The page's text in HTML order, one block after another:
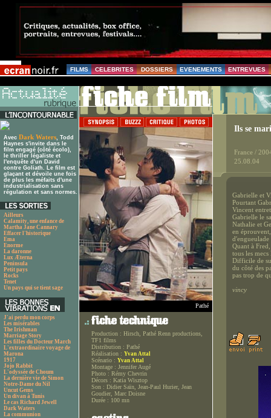
FILMS CELEBRITES DOSSIERS EVENEMENTS ENTREVUES
Avec Dark Waters, Todd
Haynes s'invite dans le
film engagé (côté écolo),
le thriller légaliste et
l'enquête d'un David
contre Goliath. Le film est
glaçant et dévoile une fois
de plus les méfaits d'une
industrialisation sans
régulation et sans normes.
Ailleurs
Calamity, une enfance de
Martha Jane Cannary
Effacer l'historique
Ema
Enorme
La daronne
Lux Æterna
Peninsula
Petit pays
Rocks
Tenet
Un pays qui se tient sage
J'ai perdu mon corps
Les misérables
The Irishman
Marriage Story
Les filles du Docteur March
L'extraordinaire voyage de
Marona
1917
Jojo Rabbit
L'odyssée de Choum
La dernière vie de Simon
Notre-Dame du Nil
Uncut Gems
Un divan à Tunis
Le cas Richard Jewell
Dark Waters
La communion
Pathé
Production : Hirsch, Pathé Renn productions,
TF1 films
Distribution : Pathé
Réalisation : Yvan Attal
Scénario : Yvan Attal
Montage : Jennifer Augé
Photo : Rémy Chevrin
Décors : Katia Wisztop
Son : Didier Saïn, Jean-Paul Hurier, Jean
Goudier, Marc Doisne
Durée : 100 mn
Ils se
France /
25.08.04
Gabrielle et
Pourtant
Vincent
Gabrielle le
Nathalie et
en
d'engueulade
Quant à
tous les
Difficile de
du côté des
pas trop de
vincy